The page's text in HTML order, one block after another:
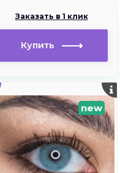
Заказать в 1 клик
new